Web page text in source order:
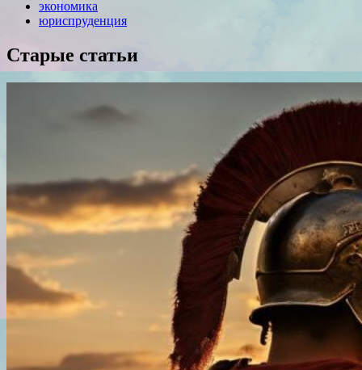
экономика
юриспруденция
Старые статьи